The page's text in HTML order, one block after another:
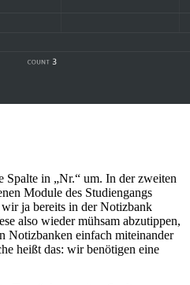
Spalte in „Nr.“ um. In der zweiten
Module des Studiengangs
ja bereits in der Notizbank
also wieder mühsam abzutippen,
Notizbanken einfach miteinander
heißt das: wir benötigen eine